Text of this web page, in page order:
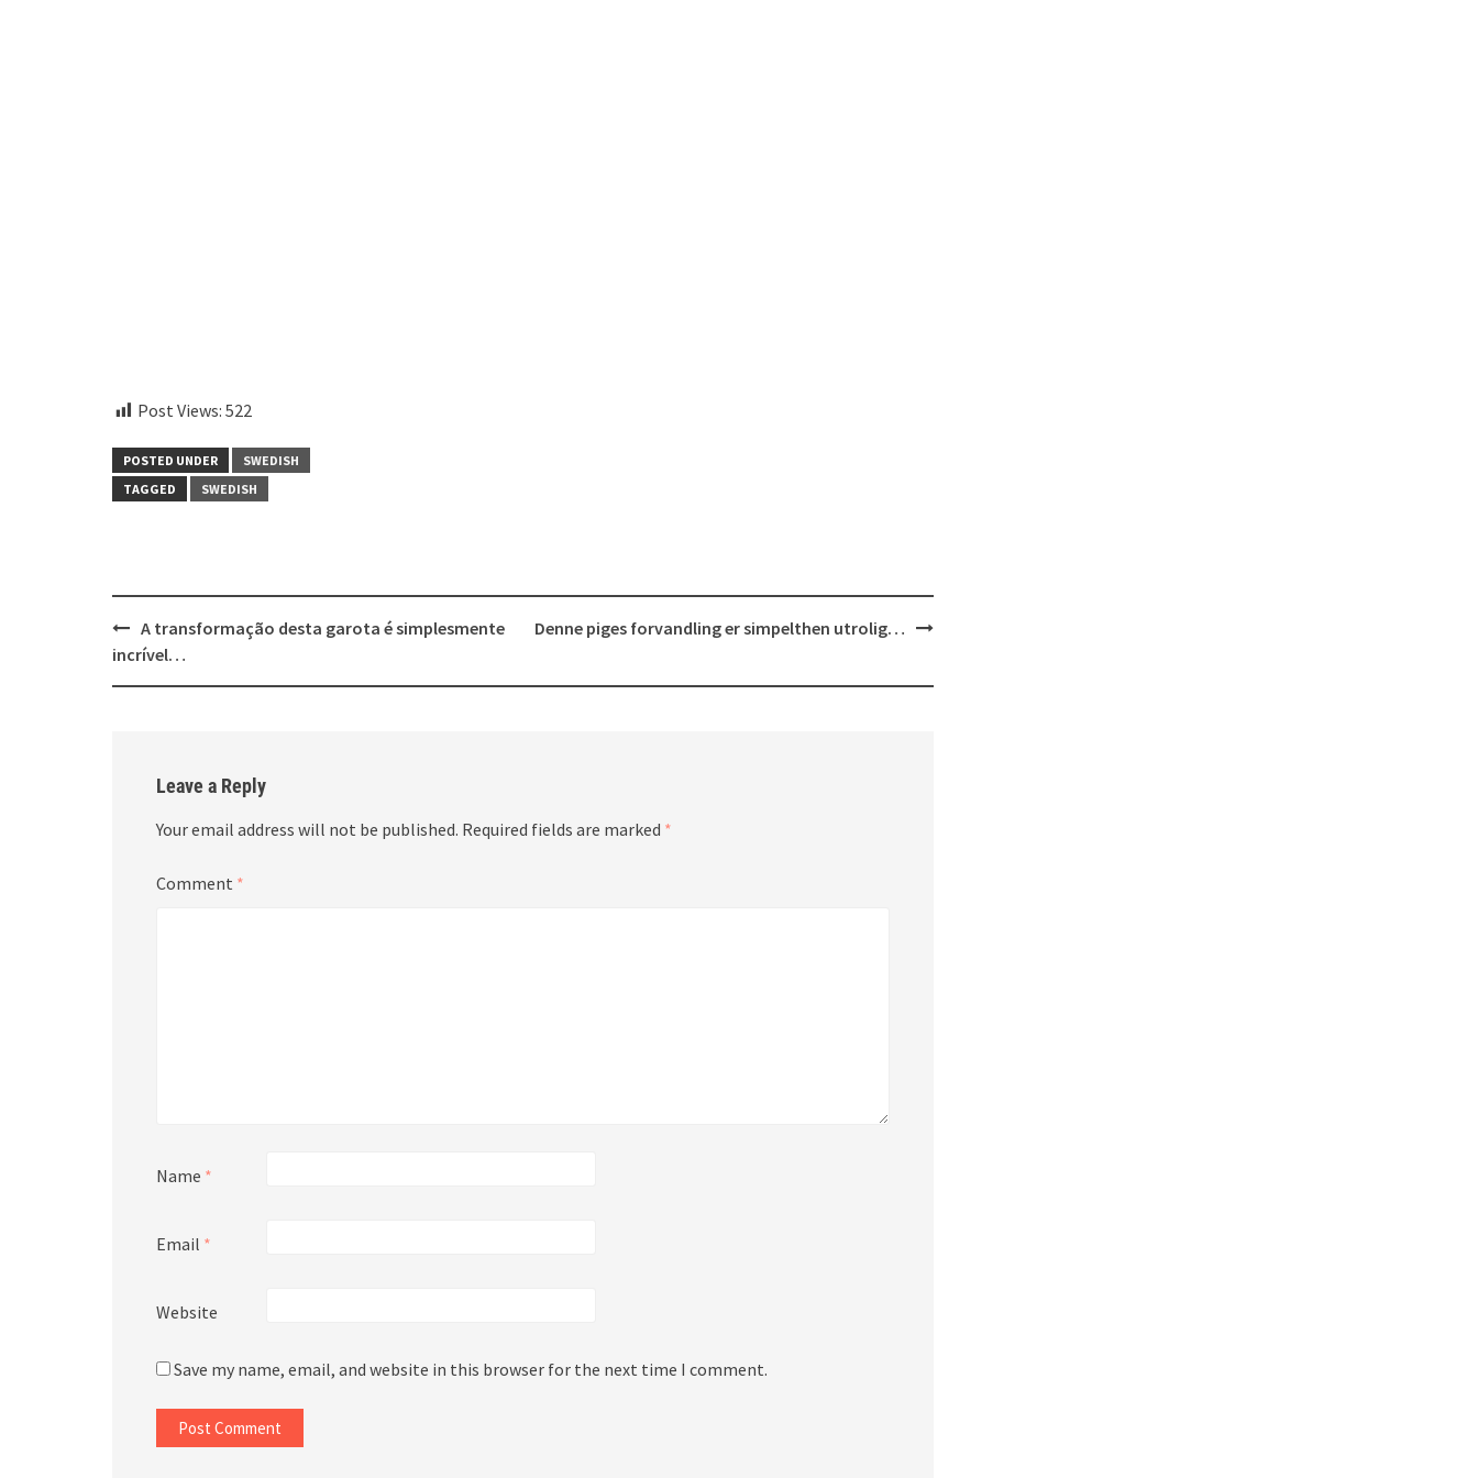
Post Views: 522
POSTED UNDER
SWEDISH
TAGGED
SWEDISH
Post
navigation
A transformação desta garota é simplesmente
incrível…
Denne piges forvandling er simpelthen utrolig…
Leave a Reply
Your email address will not be published. Required fields are marked *
Comment *
Name *
Email *
Website
Save my name, email, and website in this browser for the next time I comment.